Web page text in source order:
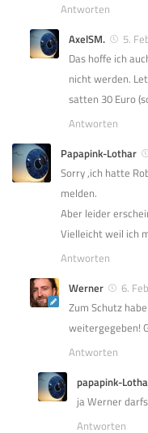
Antworten
AxelSM.
5.
Das hoffe ich
nicht werden.
satten 30 Euro
Antworten
Papapink-Lothar
Sorry ,ich hatte
melden.
Aber leider
Vielleicht weil ich
Antworten
Werner
6.
Zum Schutz
weitergegeben!
Antworten
papapink-
ja Werner
Antworten